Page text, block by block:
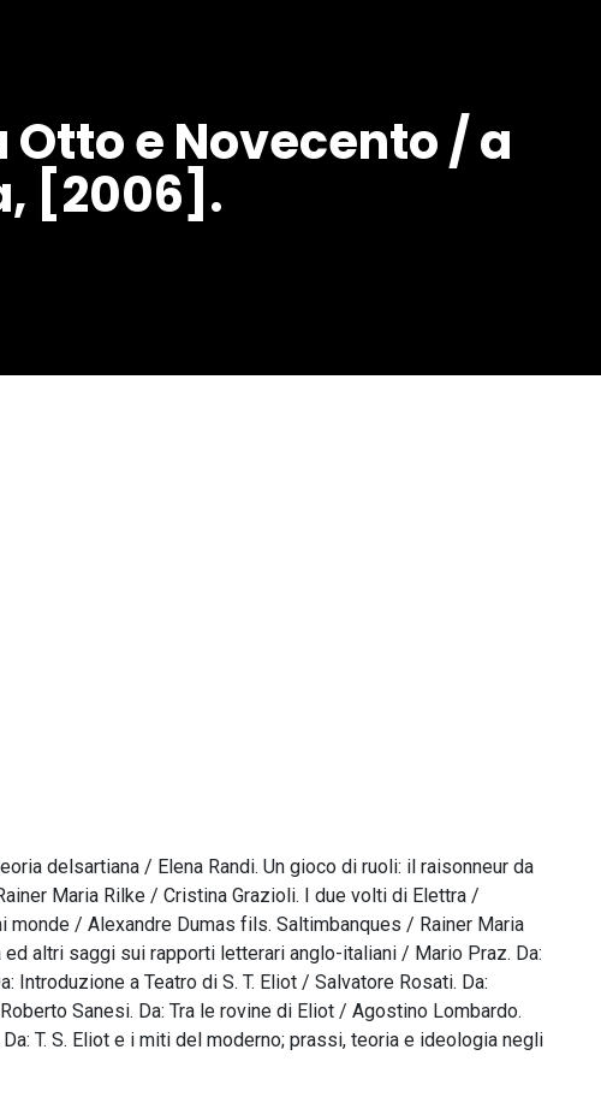
e Novecento / a
[2006].
delsartiana / Elena Randi. Un gioco di ruoli: il raisonneur da
Maria Rilke / Cristina Grazioli. I due volti di Elettra /
monde / Alexandre Dumas fils. Saltimbanques / Rainer Maria
altri saggi sui rapporti letterari anglo-italiani / Mario Praz. Da:
Introduzione a Teatro di S. T. Eliot / Salvatore Rosati. Da:
Sanesi. Da: Tra le rovine di Eliot / Agostino Lombardo.
T. S. Eliot e i miti del moderno; prassi, teoria e ideologia negli